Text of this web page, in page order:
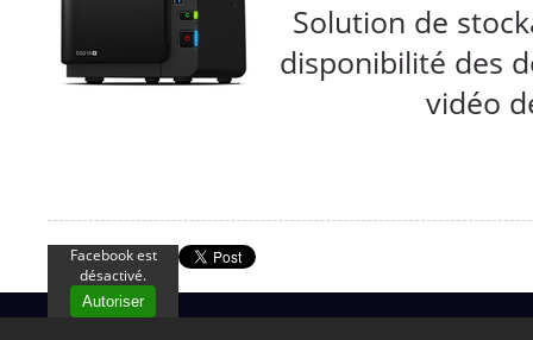
Solution de
disponibilité des
vidéo
Facebook est
désactivé.
Autoriser